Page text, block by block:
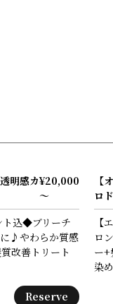
明感カ¥20,000
～
ト込◆ブリーチ
♪やわらか質感
改善トリート
Reserve
【
ロ
【
ロ
ー+
染め